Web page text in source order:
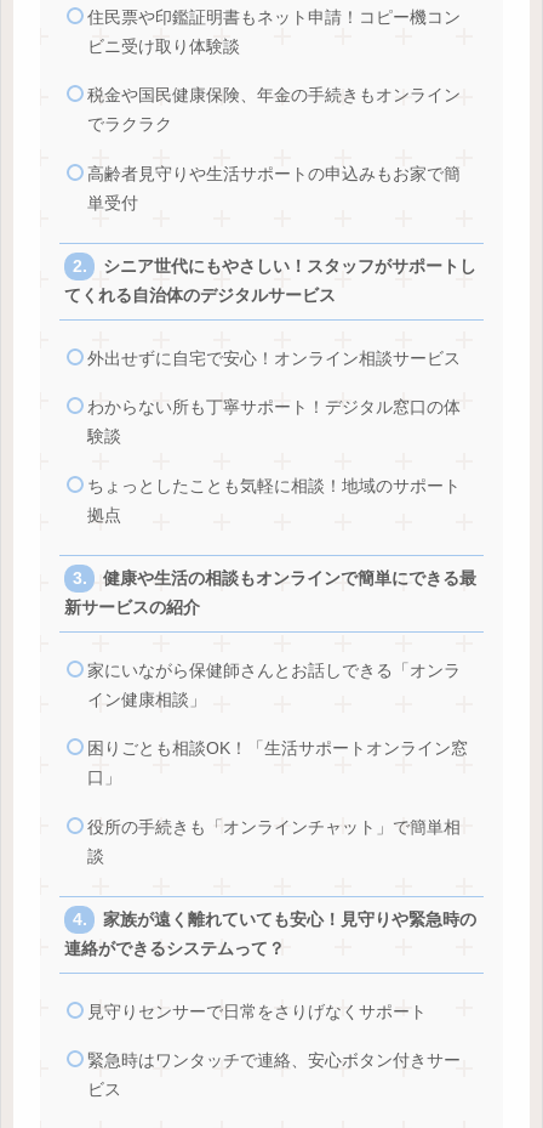
住民票や印鑑証明書もネット申請！コピー機コン
ビニ受け取り体験談
税金や国民健康保険、年金の手続きもオンライン
でラクラク
高齢者見守りや生活サポートの申込みもお家で簡
単受付
シニア世代にもやさしい！スタッフがサポートし
てくれる自治体のデジタルサービス
外出せずに自宅で安心！オンライン相談サービス
わからない所も丁寧サポート！デジタル窓口の体
験談
ちょっとしたことも気軽に相談！地域のサポート
拠点
健康や生活の相談もオンラインで簡単にできる最
新サービスの紹介
家にいながら保健師さんとお話しできる「オンラ
イン健康相談」
困りごとも相談OK！「生活サポートオンライン窓
口」
役所の手続きも「オンラインチャット」で簡単相
談
家族が遠く離れていても安心！見守りや緊急時の
連絡ができるシステムって？
見守りセンサーで日常をさりげなくサポート
緊急時はワンタッチで連絡、安心ボタン付きサー
ビス